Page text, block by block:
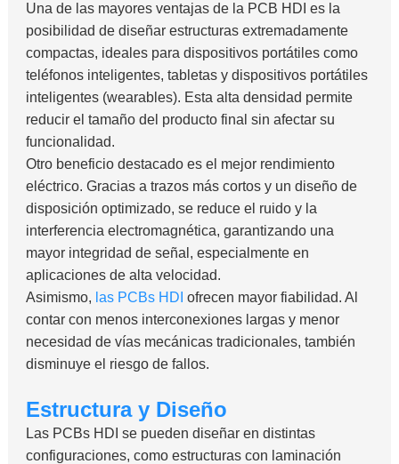
Una de las mayores ventajas de la PCB HDI es la
posibilidad de diseñar estructuras extremadamente
compactas, ideales para dispositivos portátiles como
teléfonos inteligentes, tabletas y dispositivos portátiles
inteligentes (wearables). Esta alta densidad permite
reducir el tamaño del producto final sin afectar su
funcionalidad.
Otro beneficio destacado es el mejor rendimiento
eléctrico. Gracias a trazos más cortos y un diseño de
disposición optimizado, se reduce el ruido y la
interferencia electromagnética, garantizando una
mayor integridad de señal, especialmente en
aplicaciones de alta velocidad.
Asimismo, las PCBs HDI ofrecen mayor fiabilidad. Al
contar con menos interconexiones largas y menor
necesidad de vías mecánicas tradicionales, también
disminuye el riesgo de fallos.
Estructura y Diseño
Las PCBs HDI se pueden diseñar en distintas
configuraciones, como estructuras con laminación